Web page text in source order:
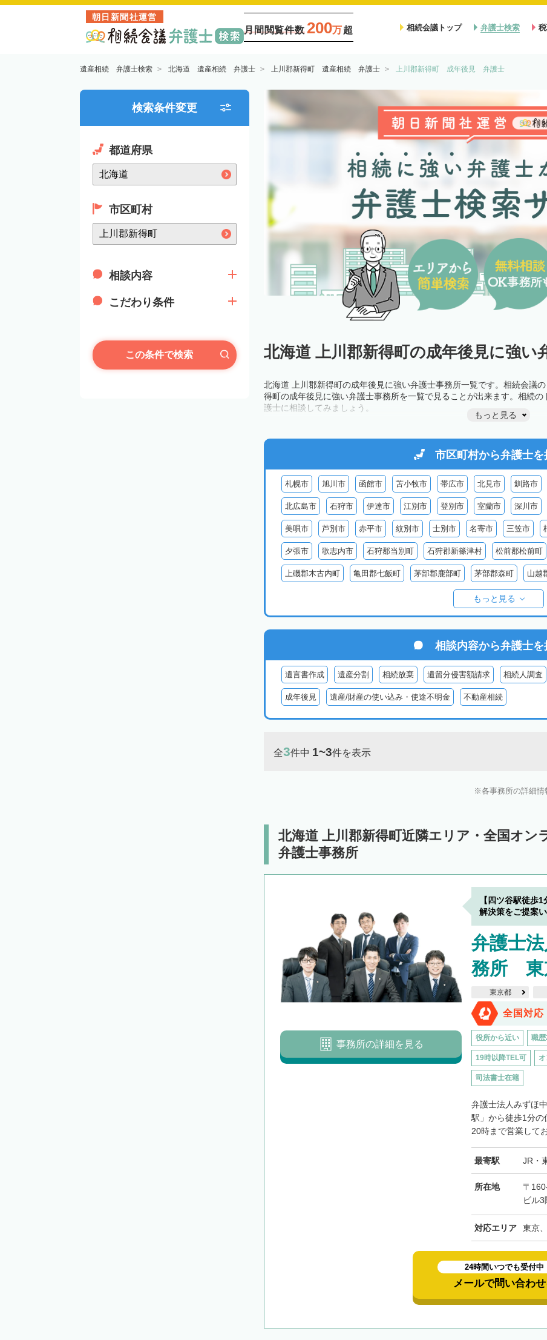
朝日新聞社運営
月間閲覧件数 200万超 相続会議トップ 弁護士検索
遺産相続 弁護士検索 北海道 遺産相続 弁護士 上川郡新得町 遺産相続 弁護士 上川郡新得町 成年後見 弁護士
検索条件変更
都道府県
市区町村
相談内容
こだわり条件
この条件で検索 北海道 上川郡新得町の成年後見に強い
北海道 上川郡新得町の成年後見に強い弁護士事務所一覧です。相続会議
得町の成年後見に強い弁護士事務所を一覧で見ることが出来ます。相続
護士に相談してみましょう。
もっと見る
市区町村から弁護士を
札幌市 旭川市 函館市 苫小牧市 帯広市 北見市 釧路市
北広島市 石狩市 伊達市 江別市 登別市 室蘭市 深川市
美唄市 芦別市 赤平市 紋別市 士別市 名寄市 三笠市
夕張市 歌志内市 石狩郡当別町 石狩郡新篠津村 松前郡松前町
上磯郡木古内町 亀田郡七飯町 茅部郡鹿部町 茅部郡森町 山越
奥尻郡奥尻町
島牧郡島牧村 寿都郡寿都町 寿都郡黒松内町 磯谷郡蘭越町 虻
虻田郡喜茂別町 虻田郡京極町
岩内郡共和町 岩内郡岩内町 二海郡八雲町 古宇郡泊村 古宇郡
余市郡仁木町 余市郡余市町 余市郡赤井川村 空知郡南幌町 空
空知郡上富良野町 空知郡中富良野町 空知郡南富良野町
雨竜郡北竜町 雨竜郡沼田町
上川郡下川町 上川
雨竜郡幌加内町 増毛郡増毛町 留萌郡小平町 苫前郡苫前町
利尻郡利尻町 利
斜里郡清里町 斜里
常呂郡置戸町 常呂郡佐呂間町 紋別郡湧別町 紋
紋別郡西興部村 紋別郡雄武町 有珠郡壮瞥町 白老郡白老町
浦河郡浦河町 様似郡様似町 幌泉郡えりも町 日高郡新ひだか町
河東郡上士幌町 河東郡鹿追町 河西郡芽室町 河西郡中札内村
十勝郡浦幌町 釧
川上郡標茶町 川上郡弟子屈町 阿寒郡鶴居村 白糠郡白糠町 野
標津郡標津町 目梨郡羅臼町
もっと見る
相談内容から弁護士を
遺言書作成 遺産分割 相続放棄 遺留分侵害額請求 相続人調査
成年後見 遺産/財産の使い込み・使途不明金 不動産相続
全3件中 1~3件を表示
各事務所の詳細
北海道 上川郡新得町近隣エリア・全国オン
弁護士事務所
【四ツ谷駅徒歩
解決策をご提案
弁護士
務所 東
東京都
全国対応
役所から近い 職
19時以降TEL可
司法書士在籍
弁護士法人みずほ
駅」から徒歩1分の
20時まで営業して
最寄駅 JR・
所在地
〒
ビル3
対応エリア 東京
事務所の詳細を見る
24時間いつでも受付中
メールで問い合わ